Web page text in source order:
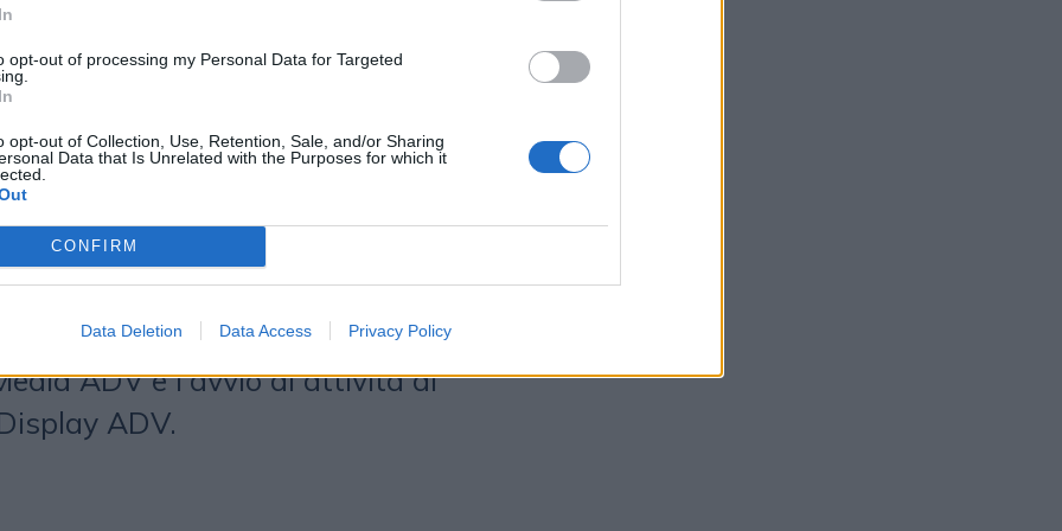
opt-out of processing my Personal Data for Targeted
opt-out of Collection, Use, Retention, Sale, and/or Sharing
Data that Is Unrelated with the Purposes for which it
CONFIRM
Data Deletion Data Access Privacy Policy
finalizzato alla
flight di Digital Adv
da una accurata analisi per
maggiore potenziale e
delle allocazioni di
sviluppato un piano che
dei motori di ricerca, la
alto potenziale sul sito tramite
ADV e l’avvio di attività di
ADV.